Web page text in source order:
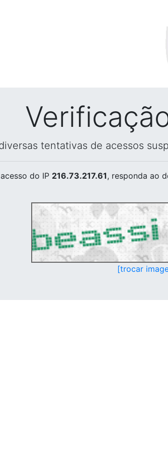
tentativas de acessos
do IP 216.73.217.61, responda ao
[trocar